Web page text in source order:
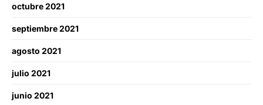
octubre 2021
septiembre 2021
agosto 2021
julio 2021
junio 2021